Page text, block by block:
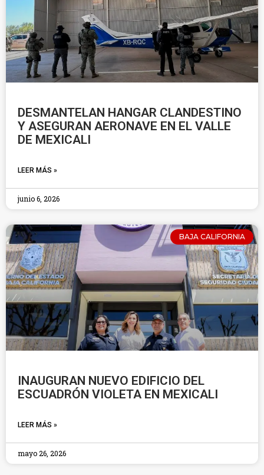
DESMANTELAN HANGAR CLANDESTINO
Y ASEGURAN AERONAVE EN EL VALLE
DE MEXICALI
LEER MÁS »
junio 6, 2026
BAJA CALIFORNIA
INAUGURAN NUEVO EDIFICIO DEL
ESCUADRÓN VIOLETA EN MEXICALI
LEER MÁS »
mayo 26, 2026